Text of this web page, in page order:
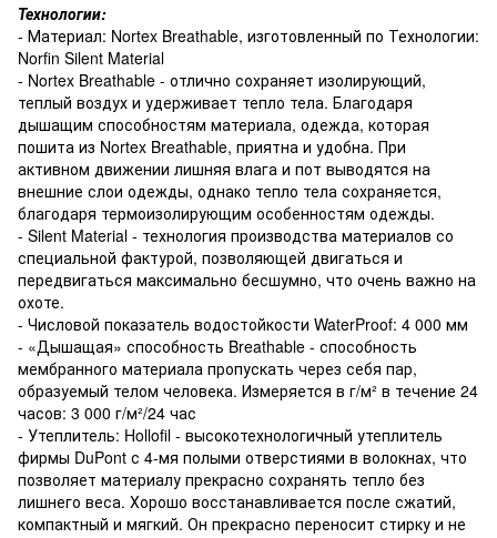
Технологии:
- Материал: Nortex Breathable, изготовленный по Технологии:
Norfin Silent Material
- Nortex Breathable - отлично сохраняет изолирующий,
теплый воздух и удерживает тепло тела. Благодаря
дышащим способностям материала, одежда, которая
пошита из Nortex Breathable, приятна и удобна. При
активном движении лишняя влага и пот выводятся на
внешние слои одежды, однако тепло тела сохраняется,
благодаря термоизолирующим особенностям одежды.
- Silent Material - технология производства материалов со
специальной фактурой, позволяющей двигаться и
передвигаться максимально бесшумно, что очень важно на
охоте.
- Числовой показатель водостойкости WaterProof: 4 000 мм
- «Дышащая» способность Breathable - способность
мембранного материала пропускать через себя пар,
образуемый телом человека. Измеряется в г/м² в течение 24
часов: 3 000 г/м²/24 час
- Утеплитель: Hollofil - высокотехнологичный утеплитель
фирмы DuPont с 4-мя полыми отверстиями в волокнах, что
позволяет материалу прекрасно сохранять тепло без
лишнего веса. Хорошо восстанавливается после сжатий,
компактный и мягкий. Он прекрасно переносит стирку и не